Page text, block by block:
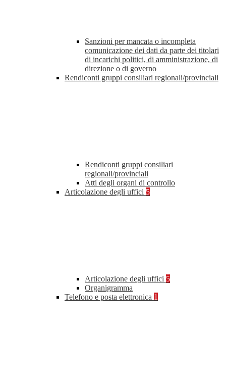
Sanzioni per mancata o incompleta
comunicazione dei dati da parte dei titolari
di incarichi politici, di amministrazione, di
direzione o di governo
Rendiconti gruppi consiliari regionali/provinciali
Rendiconti gruppi consiliari
regionali/provinciali
Atti degli organi di controllo
Articolazione degli uffici 5
Articolazione degli uffici 5
Organigramma
Telefono e posta elettronica 1